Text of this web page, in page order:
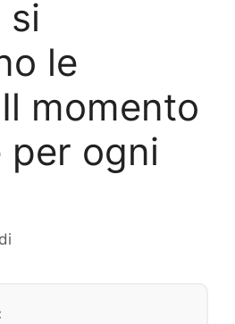
si
le
momento
per ogni
di